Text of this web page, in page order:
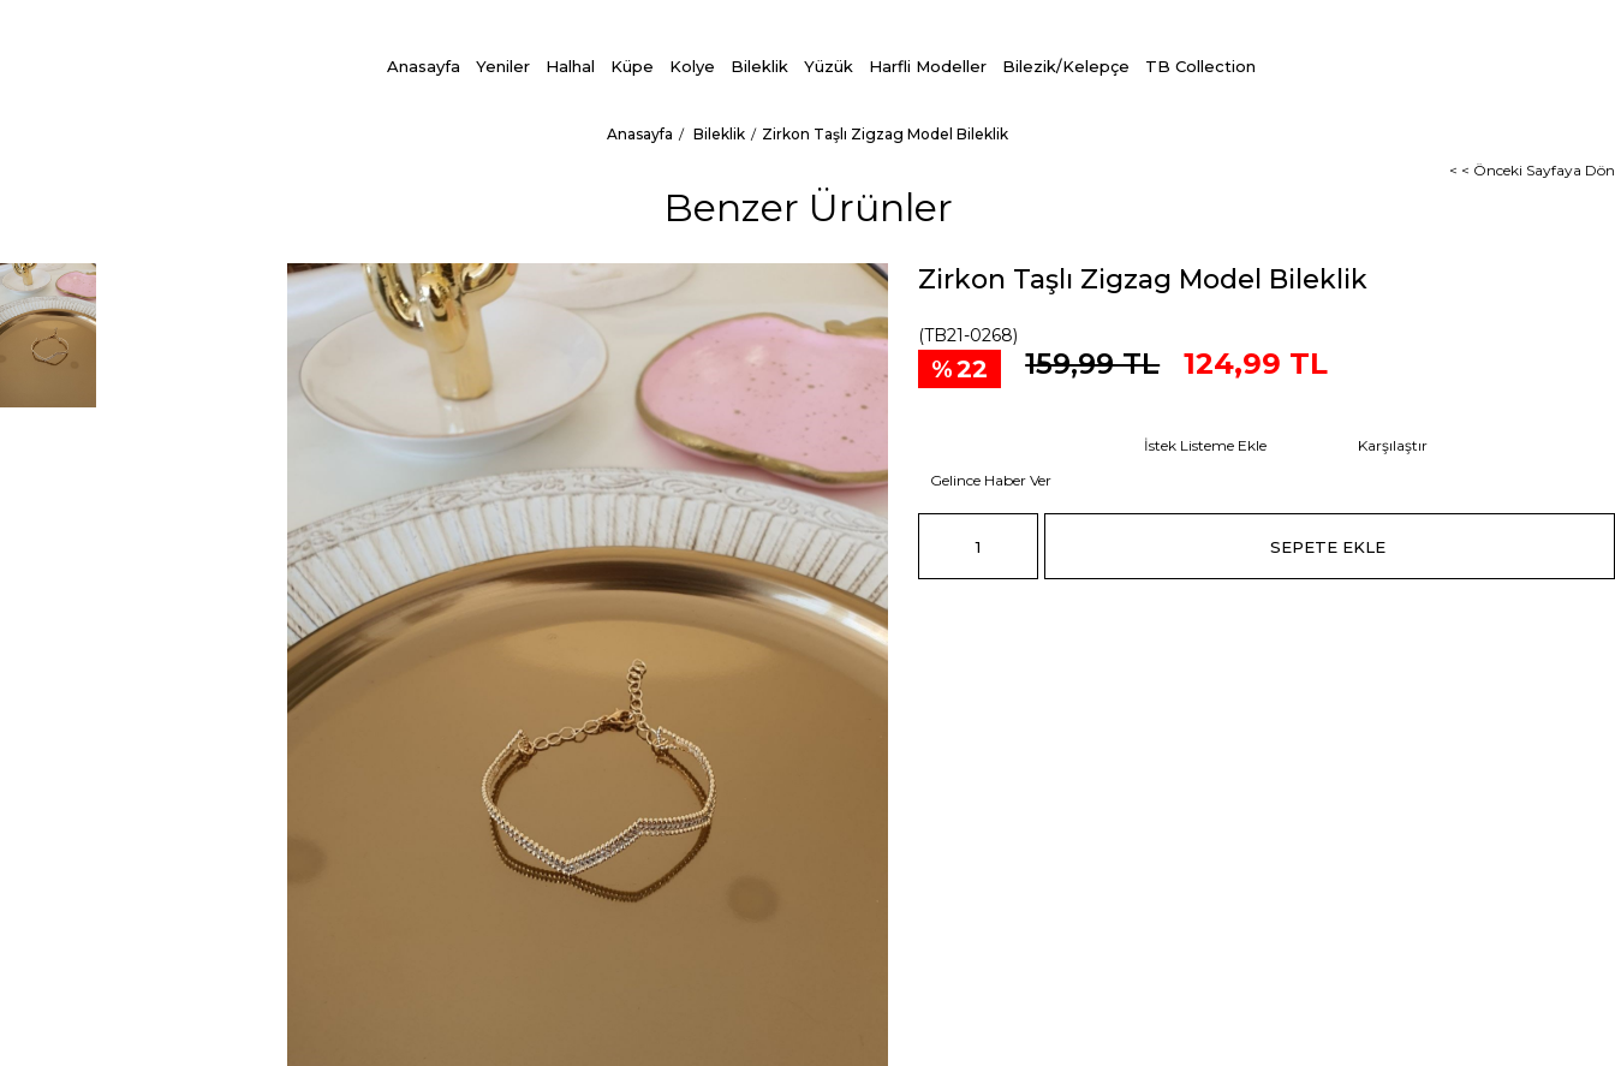
Anasayfa Yeniler Halhal Küpe Kolye Bileklik Yüzük Harfli Modeller Bilezik/Kelepçe TB Collection
Anasayfa Bileklik
Zirkon Taşlı Zigzag Model Bileklik
< < Önceki Sayfaya Dön
Benzer Ürünler
Zirkon Taşlı Zigzag Model Bileklik
(TB21-0268)
22 159,99 TL 124,99 TL
İstek Listeme Ekle
Karşılaştır
Gelince Haber Ver